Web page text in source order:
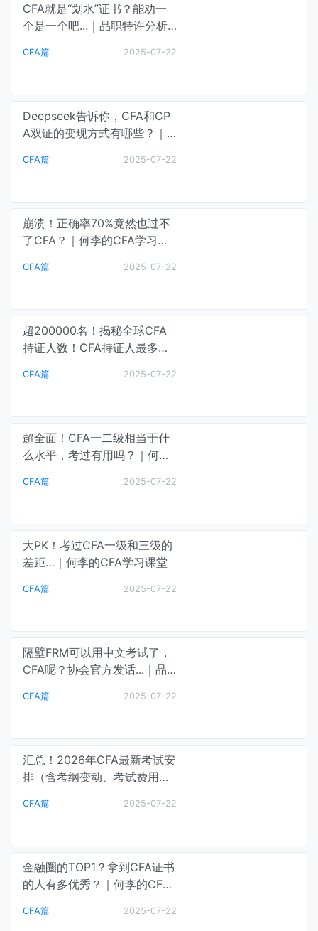
CFA就是“划水”证书？能劝一
个是一个吧...｜品职特许分析
CFA篇 2025-07-22
Deepseek告诉你，CFA和CP
A双证的变现方式有哪些？｜C
CFA篇 2025-07-22
崩溃！正确率70%竟然也过不
了CFA？｜何李的CFA学习课
CFA篇 2025-07-22
超200000名！揭秘全球CFA
持证人数！CFA持证人最多行
课堂
CFA篇 2025-07-22
超全面！CFA一二级相当于什
么水平，考过有用吗？｜何李
CFA篇 2025-07-22
大PK！考过CFA一级和三级的
差距…｜何李的CFA学习课堂
CFA篇 2025-07-22
隔壁FRM可以用中文考试了，
CFA呢？协会官方发话...｜品
CFA篇 2025-07-22
汇总！2026年CFA最新考试安
排（含考纲变动、考试费用及
CFA篇 2025-07-22
金融圈的TOP1？拿到CFA证书
的人有多优秀？｜何李的CFA
CFA篇 2025-07-22